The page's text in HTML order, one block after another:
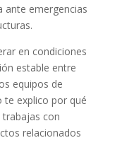
ante emergencias
en condiciones
estable entre
equipos de
te explico por qué
con
relacionados